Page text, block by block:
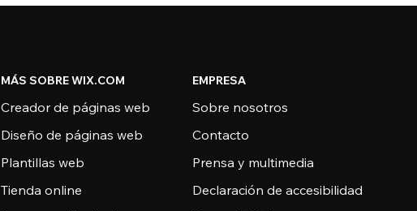
MÁS SOBRE WIX.COM
Creador de páginas web
Diseño de páginas web
Plantillas web
Tienda online
EMPRESA
Sobre nosotros
Contacto
Prensa y multimedia
Declaración de accesibilidad